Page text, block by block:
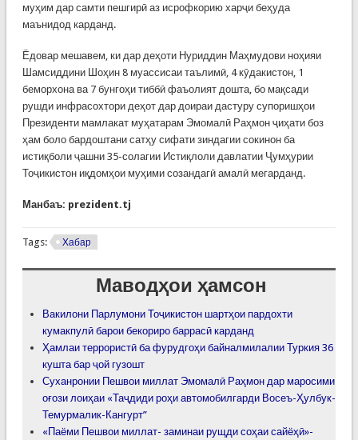
муҳим дар самти пешгирӣ аз исрофкорию харҷи беҳуда
маънидод карданд.
Ёдовар мешавем, ки дар деҳоти Нуриддин Маҳмудови ноҳияи
Шамсиддини Шоҳин 8 муассисаи таълимӣ, 4 кӯдакистон, 1
беморхона ва 7 бунгоҳи тиббӣ фаъолият дошта, бо мақсади
рушди инфрасохтори деҳот дар доираи дастуру супоришҳои
Президенти мамлакат муҳатарам Эмомалӣ Раҳмон ҷиҳати боз
ҳам боло бардоштани сатҳу сифати зиндагии сокинон ба
истиқболи ҷашни 35-солагии Истиқлоли давлатии Ҷумҳурии
Тоҷикистон иқдомҳои муҳими созандагӣ амалӣ мегарданд.
Манбаъ: prezident.tj
Tags: Хабар
Маводҳои ҳамсон
Вакилони Парлумони Тоҷикистон шартҳои пардохти
кумакпулӣ барои бекориро баррасӣ карданд
Ҳамлаи террористӣ ба фурудгоҳи байналмилалии Туркия 36
кушта бар ҷой гузошт
Суханронии Пешвои миллат Эмомалӣ Раҳмон дар маросими
оғози лоиҳаи «Таҷдиди роҳи автомобилгарди Восеъ-Ҳулбук-
Темурмалик-Кангурт”
«Паёми Пешвои миллат- заминаи рущди соҳаи сайёҳӣ»-